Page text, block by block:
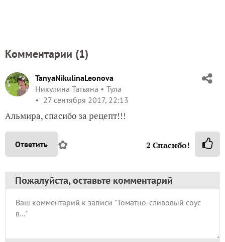
Комментарии (1)
TanyaNikulinaLeonova
Никулина Татьяна
Тула
27 сентября 2017, 22:13
Альмира, спасибо за рецепт!!!
Ответить ✿ 2 Спасибо!
Пожалуйста, оставьте комментарий